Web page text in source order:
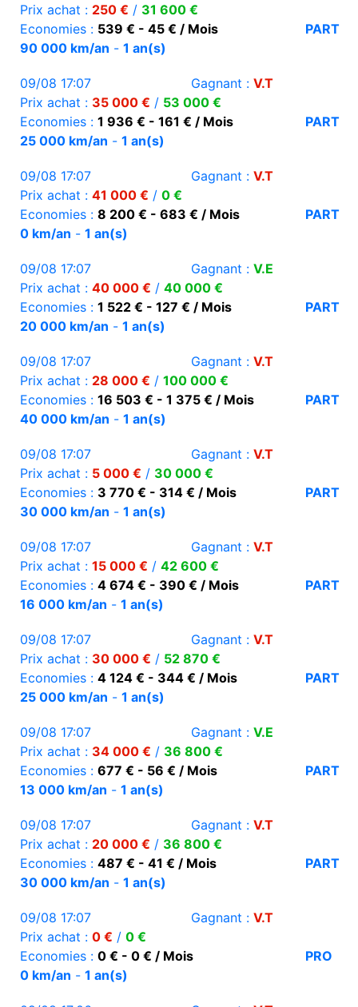
Prix achat : 250 € / 31 600 €
Economies : 539 € - 45 € / Mois
PART
90 000 km/an - 1 an(s)
09/08 17:07 Gagnant : V.T
Prix achat : 35 000 € / 53 000 €
Economies : 1 936 € - 161 € / Mois
PART
25 000 km/an - 1 an(s)
09/08 17:07 Gagnant : V.T
Prix achat : 41 000 € / 0 €
Economies : 8 200 € - 683 € / Mois
PART
0 km/an - 1 an(s)
09/08 17:07 Gagnant : V.E
Prix achat : 40 000 € / 40 000 €
Economies : 1 522 € - 127 € / Mois
PART
20 000 km/an - 1 an(s)
09/08 17:07 Gagnant : V.T
Prix achat : 28 000 € / 100 000 €
Economies : 16 503 € - 1 375 € / Mois
PART
40 000 km/an - 1 an(s)
09/08 17:07 Gagnant : V.T
Prix achat : 5 000 € / 30 000 €
Economies : 3 770 € - 314 € / Mois
PART
30 000 km/an - 1 an(s)
09/08 17:07 Gagnant : V.T
Prix achat : 15 000 € / 42 600 €
Economies : 4 674 € - 390 € / Mois
PART
16 000 km/an - 1 an(s)
09/08 17:07 Gagnant : V.T
Prix achat : 30 000 € / 52 870 €
Economies : 4 124 € - 344 € / Mois
PART
25 000 km/an - 1 an(s)
09/08 17:07 Gagnant : V.E
Prix achat : 34 000 € / 36 800 €
Economies : 677 € - 56 € / Mois
PART
13 000 km/an - 1 an(s)
09/08 17:07 Gagnant : V.T
Prix achat : 20 000 € / 36 800 €
Economies : 487 € - 41 € / Mois
PART
30 000 km/an - 1 an(s)
09/08 17:07 Gagnant : V.T
Prix achat : 0 € / 0 €
Economies : 0 € - 0 € / Mois
PRO
0 km/an - 1 an(s)